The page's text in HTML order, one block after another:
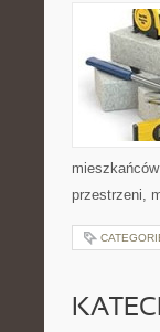
przestrzeni,